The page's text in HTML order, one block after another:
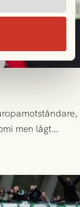
men lågt
individuell